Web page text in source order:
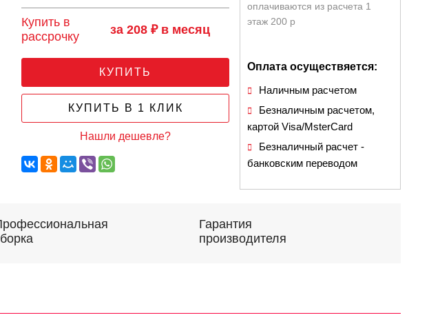
Купить в
рассрочку
за 208 ₽ в месяц
КУПИТЬ
КУПИТЬ В 1 КЛИК
Нашли дешевле?
оплачиваются из расчета 1
этаж 200 р
Оплата осуществяется:
Наличным расчетом
Безналичным расчетом,
картой Visa/MsterCard
Безналичный расчет -
банковским переводом
Гарантия
производителя